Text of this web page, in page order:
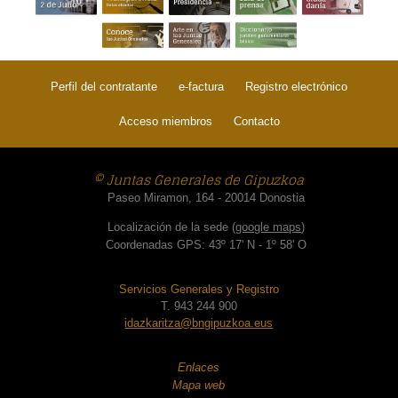
Perfil del contratante e-factura Registro electrónico
Acceso miembros Contacto
© Juntas Generales de Gipuzkoa
Paseo Miramon, 164 - 20014 Donostia
Localización de la sede (google maps)
Coordenadas GPS: 43º 17' N - 1º 58' O
Servicios Generales y Registro
T. 943 244 900
idazkaritza@bngipuzkoa.eus
Enlaces
Mapa web